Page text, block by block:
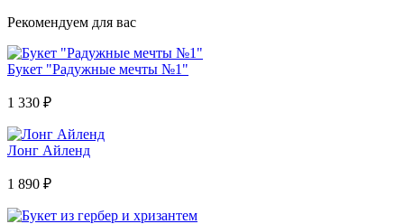
Рекомендуем для вас
Букет "Радужные мечты №1"
1 330 ₽
Лонг Айленд
1 890 ₽